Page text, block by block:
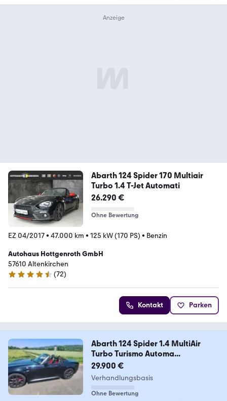
Abarth 124 Spider 170 Multiair
Turbo 1.4 T-Jet Automati
26.290 €
Ohne Bewertung
EZ 04/2017• 47.000 km • 125 kW (170 PS) • Benzin
Autohaus Hottgenroth GmbH
57610 Altenkirchen
4.6 Sterne
(72)
Kontakt Parken
Abarth 124 Spider 1.4 MultiAir
Turbo Turismo Automa...
29.900 €
Verhandlungsbasis
Ohne Bewertung